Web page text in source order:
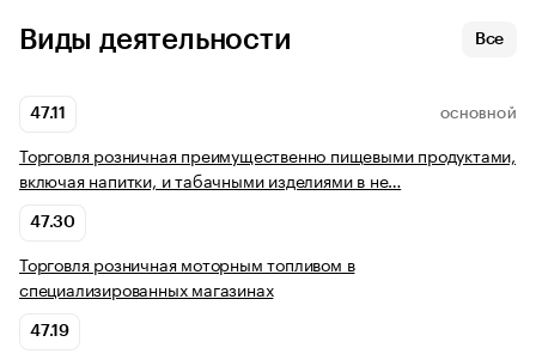
Виды деятельности Все
47.11 ОСНОВНОЙ
Торговля розничная преимущественно пищевыми продуктами,
включая напитки, и табачными изделиями в не…
47.30
Торговля розничная моторным топливом в
специализированных магазинах
47.19